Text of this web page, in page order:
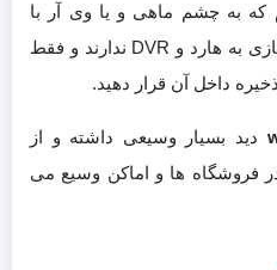
که به چشم ماهی و یا وی آر با
تصویر پانومرا معروف هستند نیازی به هارد و DVR ندارند و فقط
داخل آن قرار دهید.
دید بسیار وسیعی داشته و از
فروشگاه ها و اماکن وسیع می